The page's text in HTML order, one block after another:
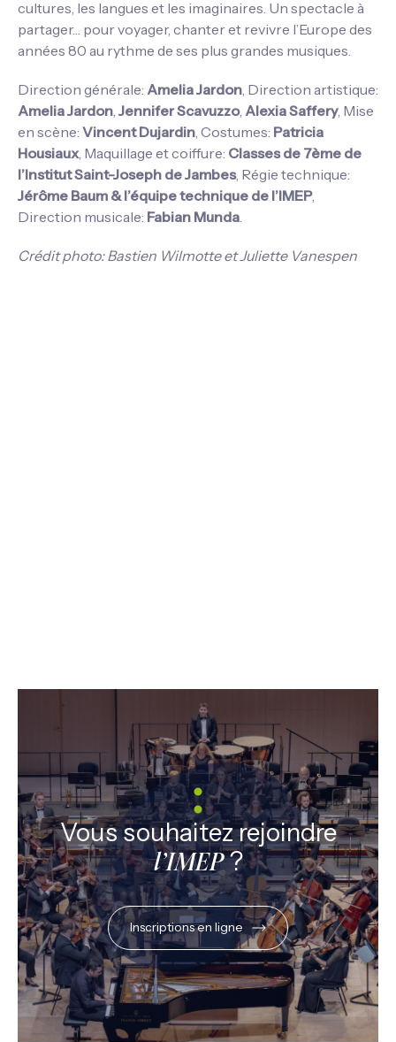
cultures, les langues et les imaginaires. Un spectacle à
partager… pour voyager, chanter et revivre l’Europe des
années 80 au rythme de ses plus grandes musiques.
Direction générale: Amelia Jardon, Direction artistique:
Amelia Jardon, Jennifer Scavuzzo, Alexia Saffery, Mise
en scène: Vincent Dujardin, Costumes: Patricia
Housiaux, Maquillage et coiffure: Classes de 7ème de
l’Institut Saint-Joseph de Jambes, Régie technique:
Jérôme Baum & l’équipe technique de l’IMEP,
Direction musicale: Fabian Munda.
Crédit photo: Bastien Wilmotte et Juliette Vanespen
Vous souhaitez rejoindre
l’IMEP?
Inscriptions en ligne